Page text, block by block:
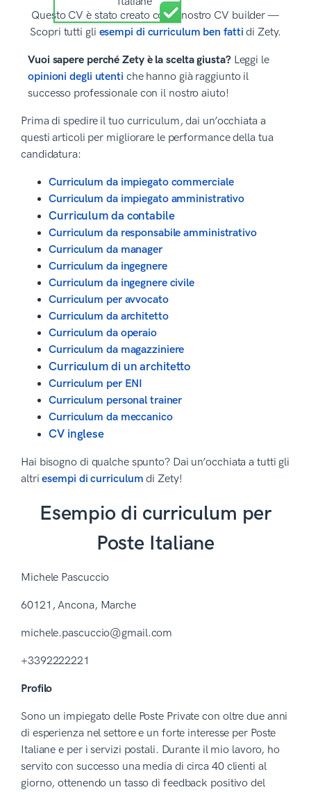
Questo CV è stato creato con il nostro CV builder —
Scopri tutti gli esempi di curriculum ben fatti di Zety.
Vuoi sapere perché Zety è la scelta giusta?Leggi le
opinioni degli utenti che hanno già raggiunto il
successo professionale con il nostro aiuto!
Prima di spedire il tuo curriculum, dai un’occhiata a
questi articoli per migliorare le performance della tua
candidatura:
Curriculum da impiegato commerciale
Curriculum da impiegato amministrativo
Curriculum da contabile
Curriculum da responsabile amministrativo
Curriculum da manager
Curriculum da ingegnere
Curriculum da ingegnere civile
Curriculum per avvocato
Curriculum da architetto
Curriculum da operaio
Curriculum da magazziniere
Curriculum di un architetto
Curriculum per ENI
Curriculum personal trainer
Curriculum da meccanico
CV inglese
Hai bisogno di qualche spunto? Dai un’occhiata a tutti gli
altriesempi di curriculum di Zety!
Esempio di curriculum per
Poste Italiane
Michele Pascuccio
60121, Ancona, Marche
michele.pascuccio@gmail.com
+3392222221
Profilo
Sono un impiegato delle Poste Private con oltre due anni
di esperienza nel settore e un forte interesse per Poste
Italiane e per i servizi postali. Durante il mio lavoro, ho
servito con successo una media di circa 40 clienti al
giorno, ottenendo un tasso di feedback positivo del